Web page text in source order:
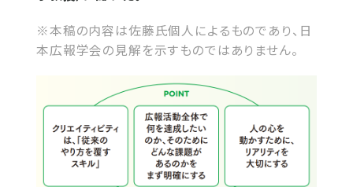
※本稿の内容は佐藤氏個人によるものであり、日
本広報学会の見解を示すものではありません。